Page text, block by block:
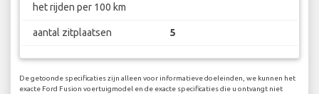
het rijden per 100 km
aantal zitplaatsen 5
De getoonde specificaties zijn alleen voor informatieve doeleinden, we kunnen het
exacte Ford Fusion voertuigmodel en de exacte specificaties die u ontvangt niet